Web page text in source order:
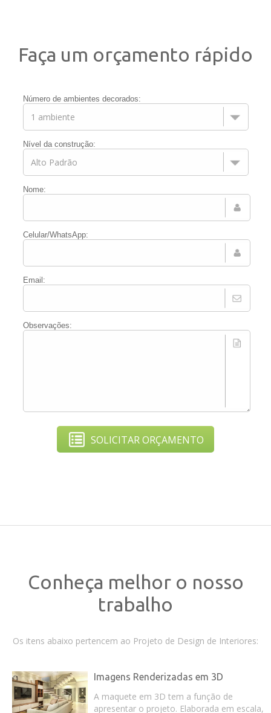
Faça um orçamento rápido
Número de ambientes decorados:
Nível da construção:
Nome:
Celular/WhatsApp:
Email:
Observações:
SOLICITAR ORÇAMENTO
Conheça melhor o nosso
trabalho
Os itens abaixo pertencem ao Projeto de Design de Interiores:
Imagens Renderizadas em 3D
A maquete em 3D tem a função de
apresentar o projeto. Elaborada em escala,